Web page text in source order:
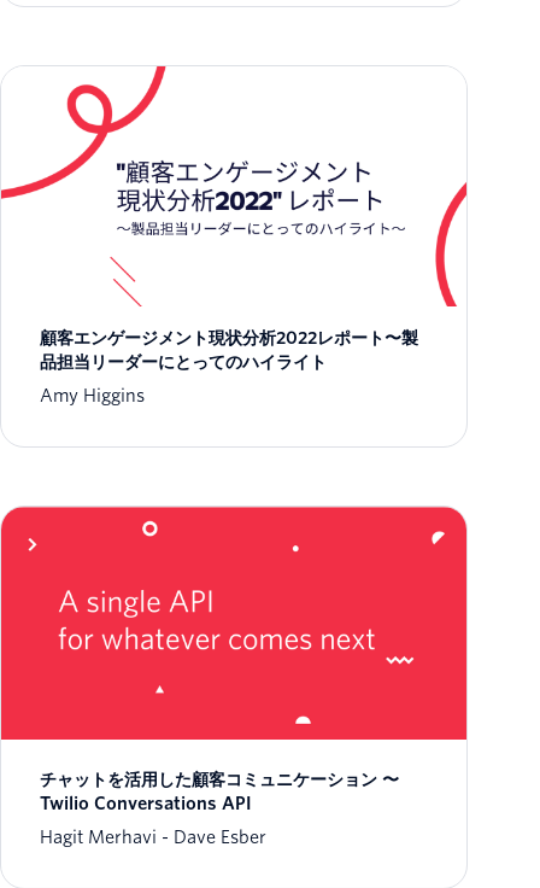
顧客エンゲージメント現状分析2022レポート〜製
品担当リーダーにとってのハイライト
Amy Higgins
チャットを活用した顧客コミュニケーション 〜
Twilio Conversations API
Hagit Merhavi
Dave Esber